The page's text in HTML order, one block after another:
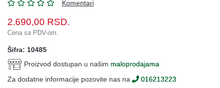
Komentari
2.690,00 RSD.
Cena sa PDV-om.
Šifra: 10485
Proizvod dostupan u našim maloprodajama
Za dodatne informacije pozovite nas na
016213223